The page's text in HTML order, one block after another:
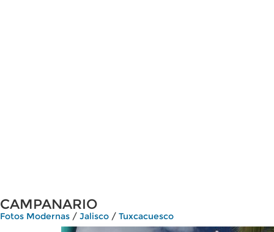
CAMPANARIO
Fotos Modernas / Jalisco / Tuxcacuesco